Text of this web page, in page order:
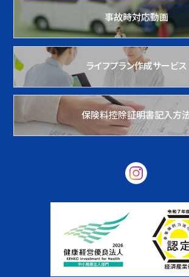
事故時対応動画
ライフプラン作成サービス
保険料控除証明書記入方